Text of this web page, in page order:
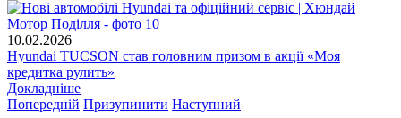
10.02.2026
Hyundai TUCSON став головним призом в акції «Моя
кредитка рулить»
Докладніше
Попередній Призупинити Наступний